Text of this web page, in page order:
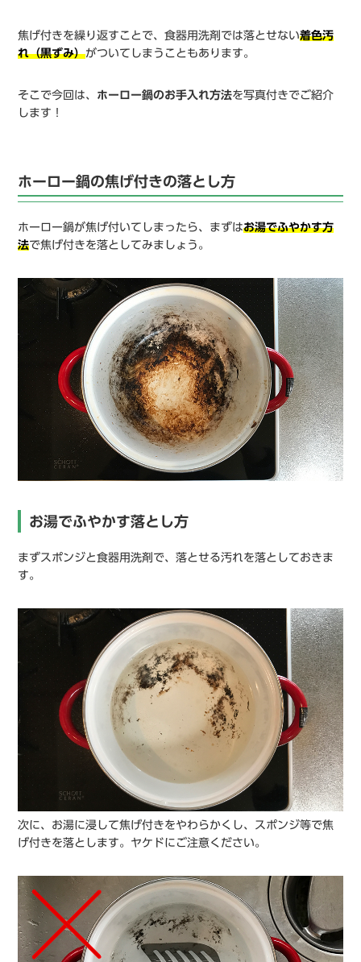
焦げ付きを繰り返すことで、食器用洗剤では落とせない着色汚
れ（黒ずみ）がついてしまうこともあります。
そこで今回は、 ホーロー鍋のお手入れ方法を写真付きでご紹介
します！
ホーロー鍋の焦げ付きの落とし方
ホーロー鍋が焦げ付いてしまったら、まずはお湯でふやかす方
法で焦げ付きを落としてみましょう。
お湯でふやかす落とし方
まずスポンジと食器用洗剤で、落とせる汚れを落としておきま
す。
次に、お湯に浸して焦げ付きをやわらかくし、スポンジ等で焦
げ付きを落とします。ヤケドにご注意ください。